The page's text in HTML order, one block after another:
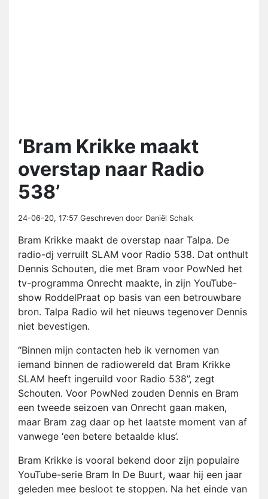
‘Bram Krikke maakt
overstap naar Radio
538’
24-06-20, 17:57 Geschreven door Daniël Schalk
Bram Krikke maakt de overstap naar Talpa. De
radio-dj verruilt SLAM voor Radio 538. Dat onthult
Dennis Schouten, die met Bram voor PowNed het
tv-programma Onrecht maakte, in zijn YouTube-
show RoddelPraat op basis van een betrouwbare
bron. Talpa Radio wil het nieuws tegenover Dennis
niet bevestigen.
“Binnen mijn contacten heb ik vernomen van
iemand binnen de radiowereld dat Bram Krikke
SLAM heeft ingeruild voor Radio 538”, zegt
Schouten. Voor PowNed zouden Dennis en Bram
een tweede seizoen van Onrecht gaan maken,
maar Bram zag daar op het laatste moment van af
vanwege ‘een betere betaalde klus’.
Bram Krikke is vooral bekend door zijn populaire
YouTube-serie Bram In De Buurt, waar hij een jaar
geleden mee besloot te stoppen. Na het einde van